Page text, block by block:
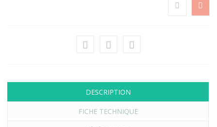
DESCRIPTION
FICHE TECHNIQUE